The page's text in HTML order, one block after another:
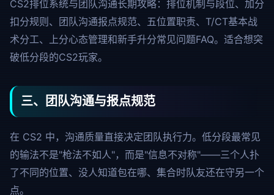
CS2排位系统与团队沟通长期攻略：排位机制与段位、加分
扣分规则、团队沟通报点规范、五位置职责、T/CT基本战
术分工、上分心态管理和新手升分常见问题FAQ。适合想突
破低分段的CS2玩家。
三、团队沟通与报点规范
在 CS2 中，沟通质量直接决定团队执行力。低分段最常见
的输法不是"枪法不如人"，而是"信息不对称"——三个人扑
了不同的位置、没人知道包在哪、集合时队友还在守另一个
点。